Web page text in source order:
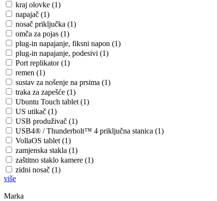
kraj olovke (1)
napajač (1)
nosač priključka (1)
omča za pojas (1)
plug-in napajanje, fiksni napon (1)
plug-in napajanje, podesivi (1)
Port replikator (1)
remen (1)
sustav za nošenje na prsima (1)
traka za zapešće (1)
Ubuntu Touch tablet (1)
US utikač (1)
USB produživač (1)
USB4® / Thunderbolt™ 4 priključna stanica (1)
VollaOS tablet (1)
zamjenska stakla (1)
zaštitno staklo kamere (1)
zidni nosač (1)
više
Marka